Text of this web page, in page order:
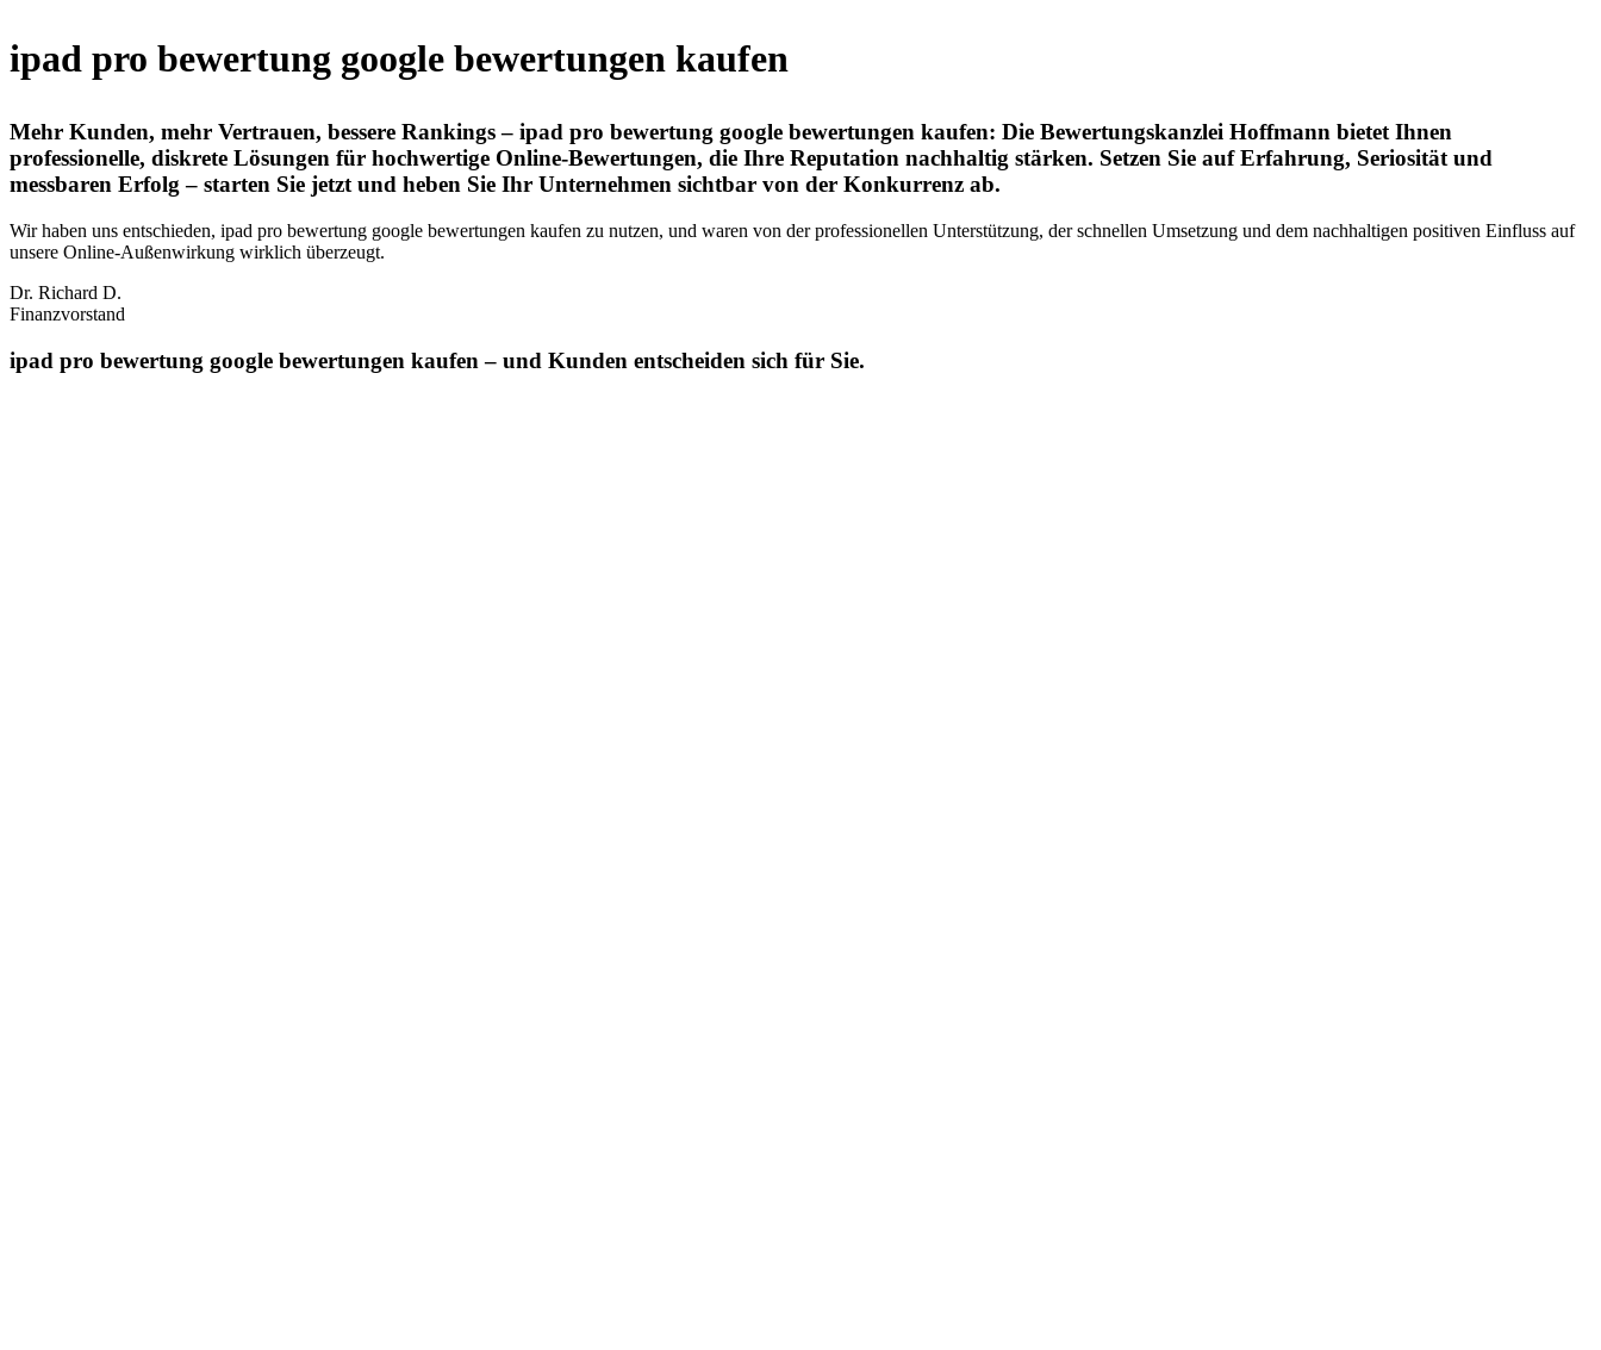
ipad pro bewertung google bewertungen kaufen
Mehr Kunden, mehr Vertrauen, bessere Rankings – ipad pro bewertung google bewertungen kaufen: Die Bewertungskanzlei Hoffmann bietet Ihnen
professionelle, diskrete Lösungen für hochwertige Online-Bewertungen, die Ihre Reputation nachhaltig stärken. Setzen Sie auf Erfahrung, Seriosität und
messbaren Erfolg – starten Sie jetzt und heben Sie Ihr Unternehmen sichtbar von der Konkurrenz ab.
Wir haben uns entschieden, ipad pro bewertung google bewertungen kaufen zu nutzen, und waren von der professionellen Unterstützung, der schnellen Umsetzung und dem nachhaltigen positiven Einfluss auf
unsere Online‑Außenwirkung wirklich überzeugt.
Dr. Richard D.
Finanzvorstand
ipad pro bewertung google bewertungen kaufen – und Kunden entscheiden sich für Sie.